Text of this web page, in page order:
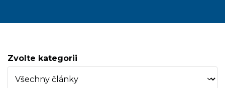
Zvolte kategorii